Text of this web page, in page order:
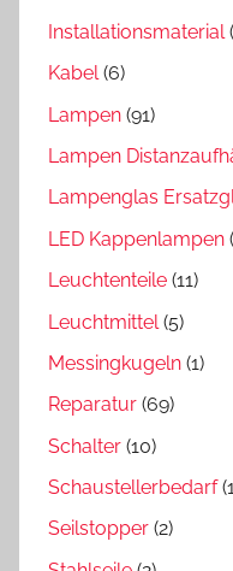
Installationsmaterial
Kabel(6)
Lampen (91)
Lampen
Lampenglas
LED Kappenlampen
Leuchtenteile (11)
Leuchtmittel (5)
Messingkugeln (1)
Reparatur (69)
Schalter (10)
Schaustellerbedarf
Seilstopper (2)